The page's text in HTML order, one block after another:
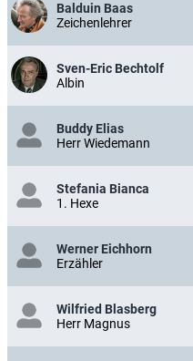
Balduin Baas
Zeichenlehrer
Sven-Eric Bechtolf
Albin
Buddy Elias
Herr Wiedemann
Stefania Bianca
1. Hexe
Werner Eichhorn
Erzähler
Wilfried Blasberg
Herr Magnus